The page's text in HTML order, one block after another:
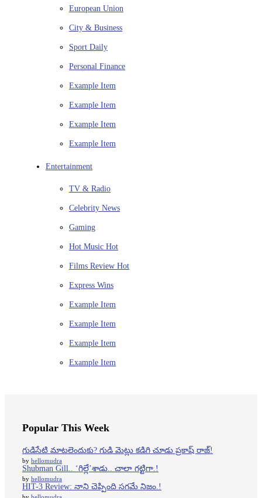
European Union
City & Business
Sport Daily
Personal Finance
Example Item
Example Item
Example Item
Example Item
Entertainment
TV & Radio
Celebrity News
Gaming
Hot Music Hot
Films Review Hot
Express Wins
Example Item
Example Item
Example Item
Example Item
Popular This Week
గుడిసేటి మాటలెందుకు? గుడి మెట్లు కడిగి చూడు ప్రకాష్ రాజ్!
by hellomudra
Shubman Gill.. ‘గిల్లే’శాడు.. చాలా గట్టిగా.!
by hellomudra
HIT-3 Review: నాని చెప్పింది సగమే నిజం.!